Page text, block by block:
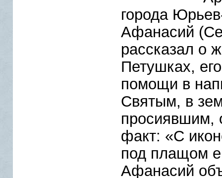
города
Афанасий
рассказал о
Петушках,
помощи в
Святым, в
просиявшим,
факт: «С
под плащом
Афанасий